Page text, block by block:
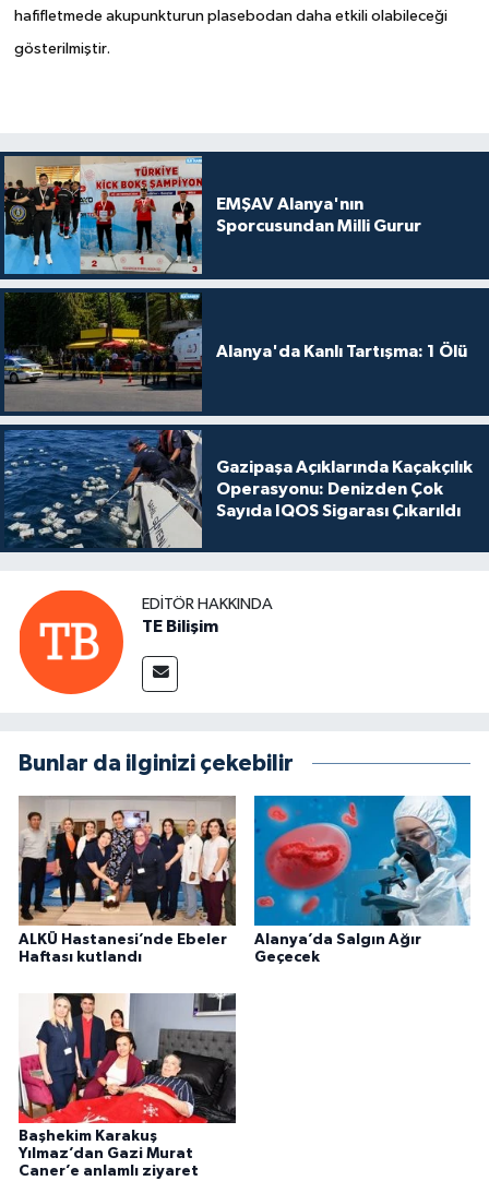
hafifletmede akupunkturun plasebodan daha etkili olabileceği
gösterilmiştir.
EMŞAV Alanya'nın
Sporcusundan Milli Gurur
Alanya'da Kanlı Tartışma: 1 Ölü
Gazipaşa Açıklarında Kaçakçılık
Operasyonu: Denizden Çok
Sayıda IQOS Sigarası Çıkarıldı
EDITÖR HAKKINDA
TE Bilişim
Bunlar da ilginizi çekebilir
ALKÜ Hastanesi’nde Ebeler
Haftası kutlandı
Alanya’da Salgın Ağır
Geçecek
Başhekim Karakuş
Yılmaz’dan Gazi Murat
Caner’e anlamlı ziyaret